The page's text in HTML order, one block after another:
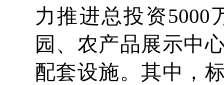
力推进总投资
园、农产品展示中
配套设施。其中，